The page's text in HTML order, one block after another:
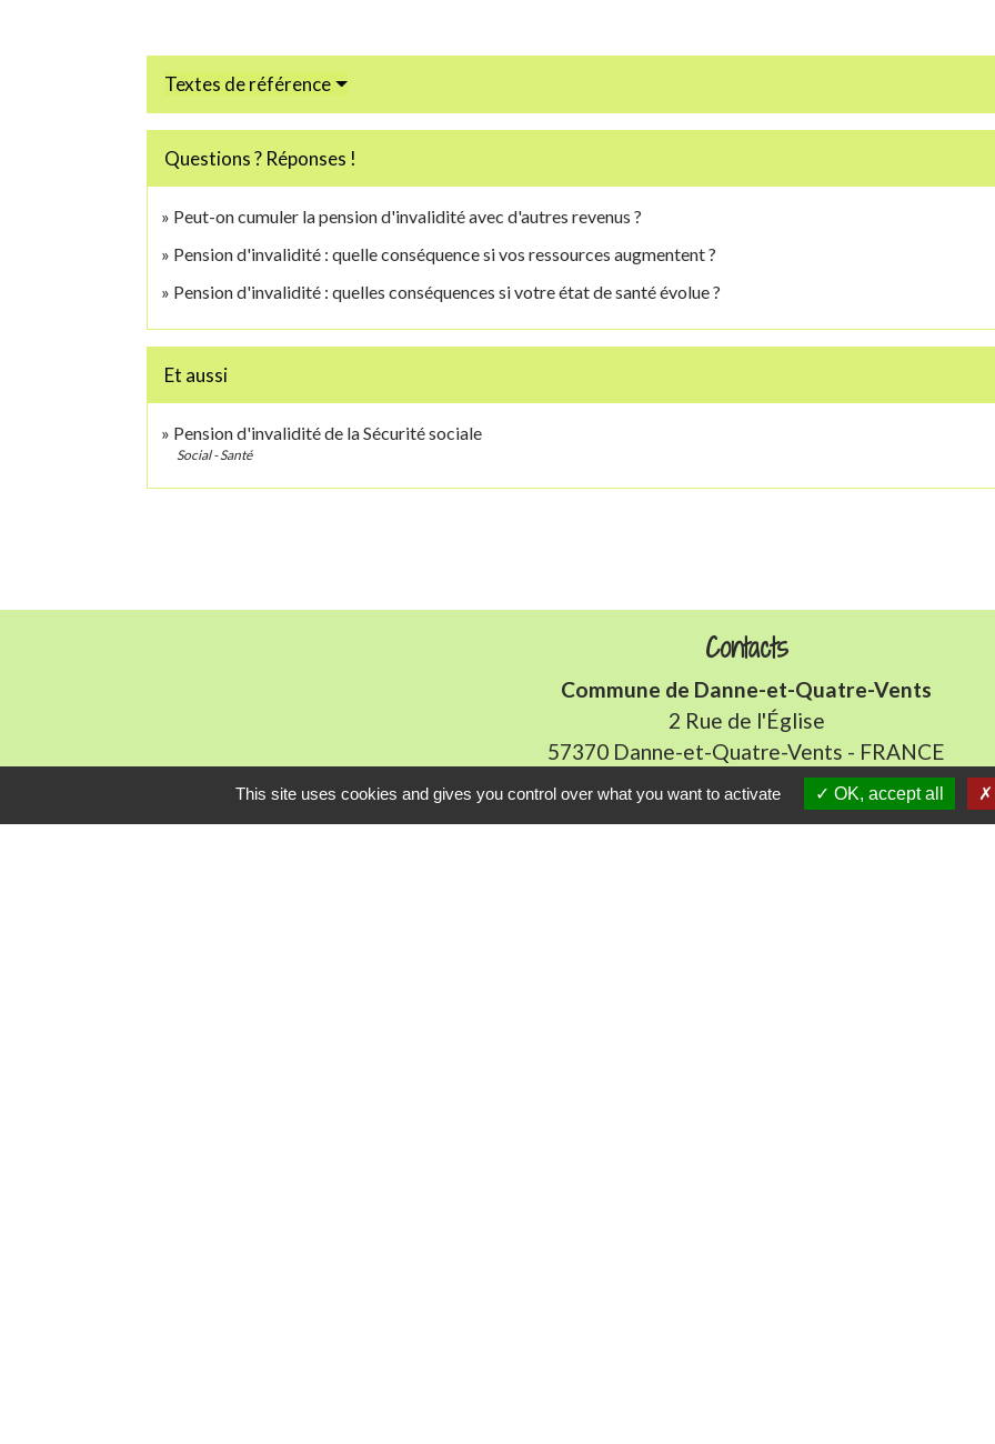
Textes de référence
Questions ? Réponses !
Peut-on cumuler la pension d'invalidité avec d'autres revenus ?
Pension d'invalidité : quelle conséquence si vos ressources augmentent ?
Pension d'invalidité : quelles conséquences si votre état de santé évolue ?
Et aussi
Pension d'invalidité de la Sécurité sociale
Social - Santé
Contacts
Commune de Danne-et-Quatre-Vents
2 Rue de l'Église
57370 Danne-et-Quatre-Vents - FRANCE
+33 3 87 24 10 37
This site uses cookies and gives you control over what you want to activate OK, accept all